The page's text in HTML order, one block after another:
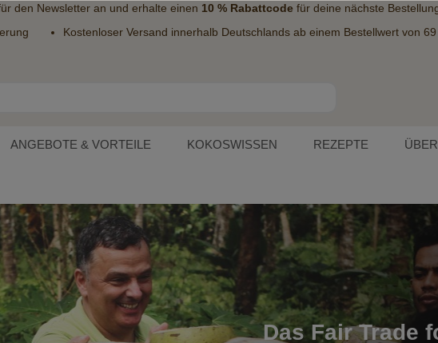
den Newsletteran und erhalte einen 10 % Rabattcodefür deine nächste
Kostenloser Versand innerhalb Deutschlands ab einem Bestellwert von
ANGEBOTE & VORTEILE KOKOSWISSEN REZEPTE
Das Fair Trade